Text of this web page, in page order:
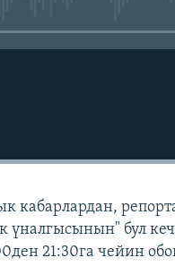
кабарлардан,
үналгысынын" бул
21:30га чейин